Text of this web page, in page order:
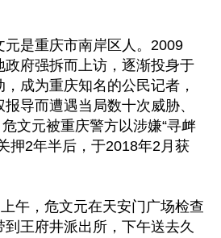
是重庆市南岸区人。2009
府强拆而上访，逐渐投身于
成为重庆知名的公民记者，
导而遭遇当局数十次威胁、
文元被重庆警方以涉嫌“寻衅
押2年半后，于2018年2月获
午，危文元在天安门广场检查
王府井派出所，下午送去久